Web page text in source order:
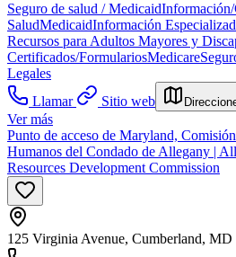
Seguro de salud / MedicaidInformación/
SaludMedicaidInformación
Recursos para Adultos Mayores y
Certificados/FormulariosMedicare
Legales
Llamar
Sitio web
Ver más
Punto de acceso de Maryland,
Humanos del Condado de Allegany |
Resources Development Commission
125 Virginia Avenue, Cumberland, MD